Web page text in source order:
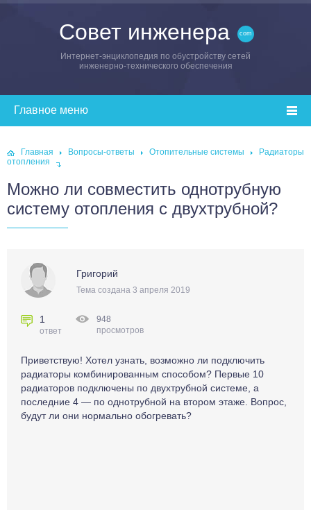
Совет инженера
Интернет-энциклопедия по обустройству сетей
инженерно-технического обеспечения
Главная Вопросы-ответы Отопительные системы
Радиаторы
отопления
Можно ли совместить однотрубную
систему отопления с двухтрубной?
Григорий
Тема создана 3 апреля 2019
1
ответ
948
просмотров
Приветствую! Хотел узнать, возможно ли подключить
радиаторы комбинированным способом? Первые 10
радиаторов подключены по двухтрубной системе, а
последние 4 — по однотрубной на втором этаже. Вопрос,
будут ли они нормально обогревать?